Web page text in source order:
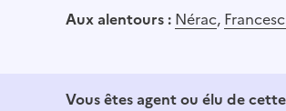
Aux alentours : Nérac,
Vous êtes agent ou élu de